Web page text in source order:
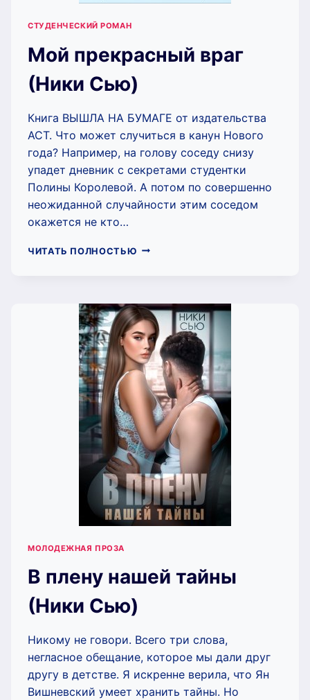
СТУДЕНЧЕСКИЙ РОМАН
Мой прекрасный враг
(Ники Сью)
Книга ВЫШЛА НА БУМАГЕ от издательства
АСТ. Что может случиться в канун Нового
года? Например, на голову соседу снизу
упадет дневник с секретами студентки
Полины Королевой. А потом по совершенно
неожиданной случайности этим соседом
окажется не кто…
ЧИТАТЬ ПОЛНОСТЬЮ МОЙ
СЬЮ)
МОЛОДЕЖНАЯ ПРОЗА
В плену нашей тайны
(Ники Сью)
Никому не говори. Всего три слова,
негласное обещание, которое мы дали друг
другу в детстве. Я искренне верила, что Ян
Вишневский умеет хранить тайны. Но